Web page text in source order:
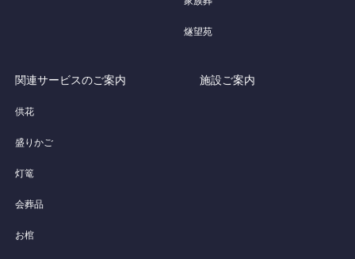
燧望苑
関連サービスのご案内
供花
盛りかご
灯篭
会葬品
お棺
施設ご案内